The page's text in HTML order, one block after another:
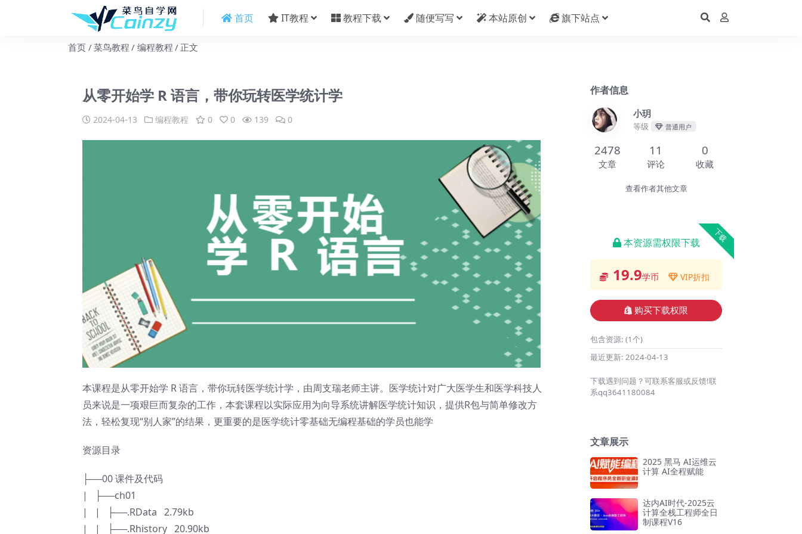
首页 IT教程 教程下载 随便写写 本站原创 旗下站点
首页 菜鸟教程 编程教程 正文
从零开始学 R 语言，带你玩转医学统计学
2024-04-13 编程教程 0 0 139 0
本课程是从零开始学 R 语言，带你玩转医学统计学，由周支瑞老师主讲。医学统计对广大医学生和医学科技人
员来说是一项艰巨而复杂的工作，本套课程以实际应用为向导系统讲解医学统计知识，提供R包与简单修改方
法，轻松复现“别人家”的结果，更重要的是医学统计零基础无编程基础的学员也能学
资源目录
├──00 课件及代码
| ├──ch01
| | ├──.RData 2.79kb
| | ├──.Rhistory 20.90kb
作者信息
小玥
等级 普通用户
2478
文章
11
评论
0
收藏
查看作者其他文章
下载
本资源需权限下载
19.9学币 VIP折扣
购买下载权限
包含资源: (1个)
最近更新: 2024-04-13
下载遇到问题？可联系客服或反馈!联
系qq3641180084
文章展示
2025 黑马 AI运维云
计算 AI全程赋能
达内AI时代-2025云
计算全栈工程师全日
制课程V16